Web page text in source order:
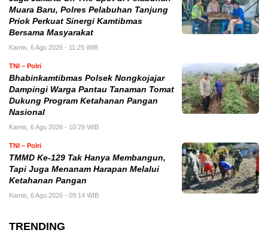
Muara Baru, Polres Pelabuhan Tanjung
Priok Perkuat Sinergi Kamtibmas
Bersama Masyarakat
Kamis, 6 Agu 2026 - 11:25 WIB
TNI – Polri
Bhabinkamtibmas Polsek Nongkojajar
Dampingi Warga Pantau Tanaman Tomat
Dukung Program Ketahanan Pangan
Nasional
Kamis, 6 Agu 2026 - 10:29 WIB
TNI – Polri
TMMD Ke-129 Tak Hanya Membangun,
Tapi Juga Menanam Harapan Melalui
Ketahanan Pangan
Kamis, 6 Agu 2026 - 09:14 WIB
TRENDING